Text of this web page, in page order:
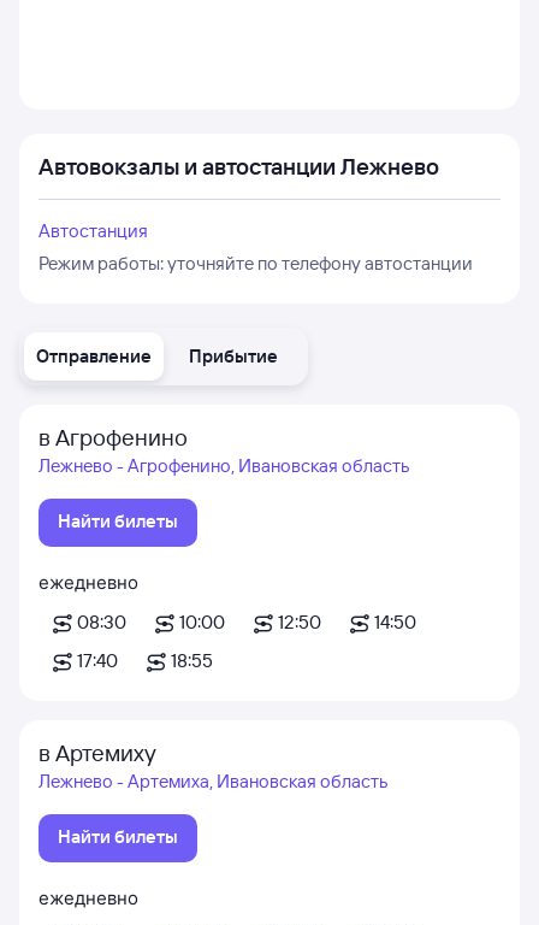
Отправление Прибытие
в Агрофенино
Лежнево - Агрофенино, Ивановская область
Найти билеты
ежедневно
08:30
10:00 12:50
14:50
17:40
18:55
в Артемиху
Лежнево - Артемиха, Ивановская область
Найти билеты
ежедневно
Автовокзалы и автостанции Лежнево
Автостанция
Режим работы:уточняйте по телефону автостанции